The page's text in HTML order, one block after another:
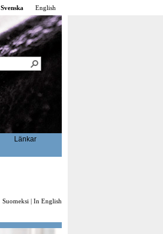
Svenska English
Länkar
Suomeksi | In English